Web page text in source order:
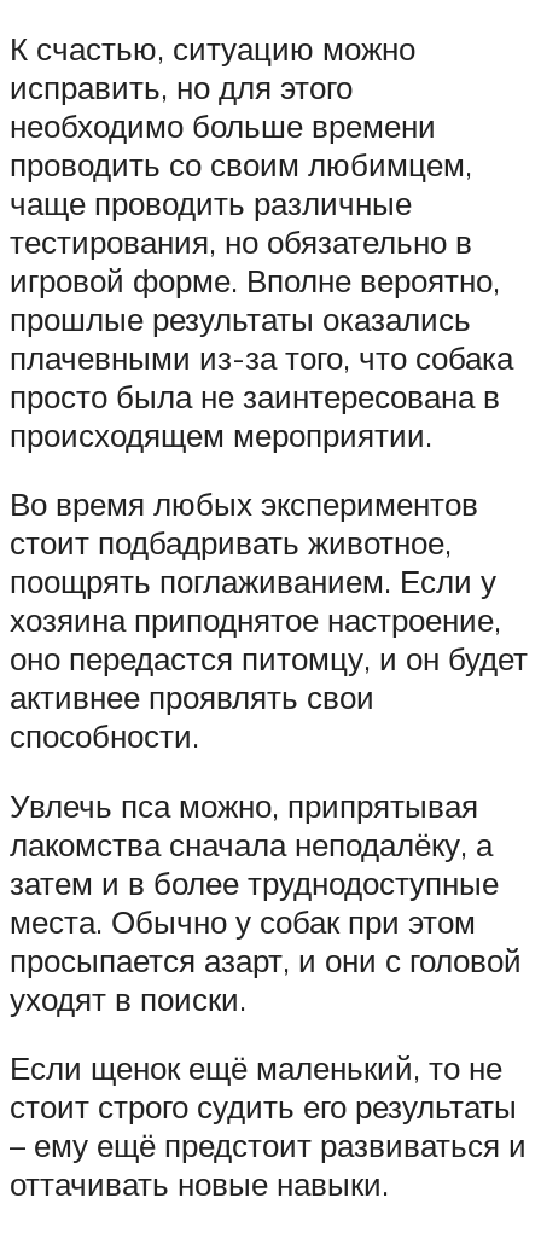
К счастью, ситуацию можно
исправить, но для этого
необходимо больше времени
проводить со своим любимцем,
чаще проводить различные
тестирования, но обязательно в
игровой форме. Вполне вероятно,
прошлые результаты оказались
плачевными из-за того, что собака
просто была не заинтересована в
происходящем мероприятии.
Во время любых экспериментов
стоит подбадривать животное,
поощрять поглаживанием. Если у
хозяина приподнятое настроение,
оно передастся питомцу, и он будет
активнее проявлять свои
способности.
Увлечь пса можно, припрятывая
лакомства сначала неподалёку, а
затем и в более труднодоступные
места. Обычно у собак при этом
просыпается азарт, и они с головой
уходят в поиски.
Если щенок ещё маленький, то не
стоит строго судить его результаты
– ему ещё предстоит развиваться и
оттачивать новые навыки.